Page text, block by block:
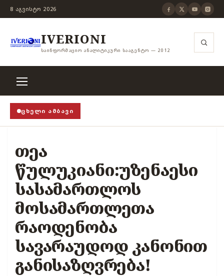
8 ᲐᲒᲕᲘᲡᲢᲝ 2026
IVERIONI
ᲡᲐᲘᲜᲤᲝᲠᲛᲐᲪᲘᲝ ᲐᲜᲐᲚᲘᲢᲘᲙᲣᲠᲘ ᲡᲐᲐᲒᲔᲜᲢᲝ — 2012
ᲪᲮᲔᲚᲘ ᲐᲛᲑᲐᲕᲘ
როცა თვითცენზურის ჭანჭიკი მოშლილია, ცენზურა
თეა
წულუკიანი:უზენაესი
სასამართლოს
მოსამართლეთა
რაოდენობა
სავარაუდოდ კანონით
განისაზღვრება!